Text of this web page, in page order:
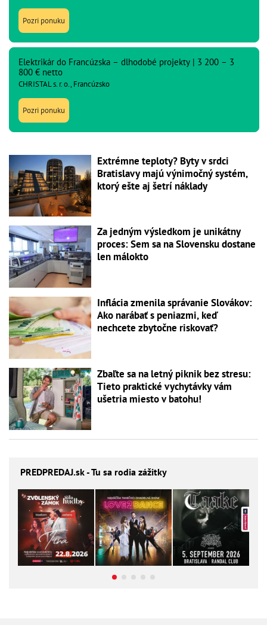
Pozri ponuku
Elektrikár do Francúzska – dlhodobé projekty | 3 200 – 3
800 € netto
CHRISTAL s. r. o., Francúzsko
Pozri ponuku
Extrémne teploty? Byty v srdci
Bratislavy majú výnimočný systém,
ktorý ešte aj šetrí náklady
Za jedným výsledkom je unikátny
proces: Sem sa na Slovensku dostane
len málokto
Inflácia zmenila správanie Slovákov:
Ako narábať s peniazmi, keď
nechcete zbytočne riskovať?
Zbaľte sa na letný piknik bez stresu:
Tieto praktické vychytávky vám
ušetria miesto v batohu!
PREDPREDAJ.sk - Tu sa rodia zážitky